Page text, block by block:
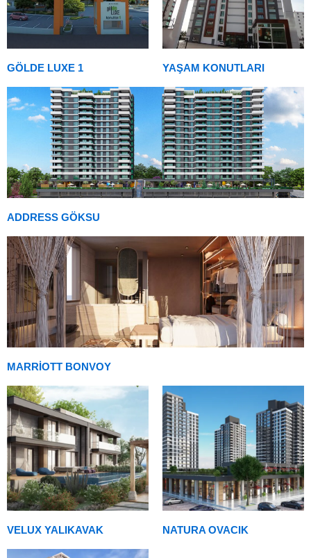
GÖLDE LUXE 1 YAŞAM KONUTLARI
ADDRESS GÖKSU
MARRIOTT BONVOY
VELUX YALIKAVAK NATURA OVACIK